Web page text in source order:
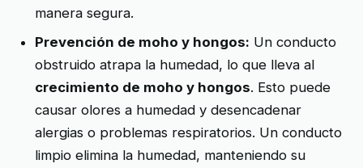
manera segura.
Prevención de moho y hongos: Un conducto
obstruido atrapa la humedad, lo que lleva al
crecimiento de moho y hongos. Esto puede
causar olores a humedad y desencadenar
alergias o problemas respiratorios. Un conducto
limpio elimina la humedad, manteniendo su